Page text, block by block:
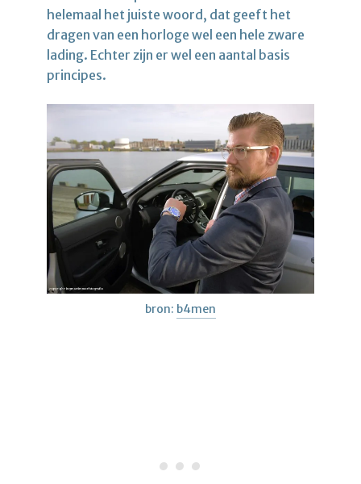
helemaal het juiste woord, dat geeft het
dragen van een horloge wel een hele zware
lading. Echter zijn er wel een aantal basis
principes.
bron: b4men